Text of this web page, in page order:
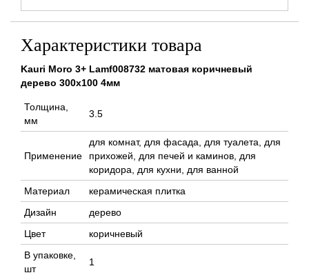
Характеристики товара
Kauri Moro 3+ Lamf008732 матовая коричневый
дерево 300x100 4мм
Толщина,
мм
3.5
Применение
для комнат, для фасада, для туалета, для
прихожей, для печей и каминов, для
коридора, для кухни, для ванной
Материал
керамическая плитка
Дизайн
дерево
Цвет
коричневый
В упаковке,
шт
1